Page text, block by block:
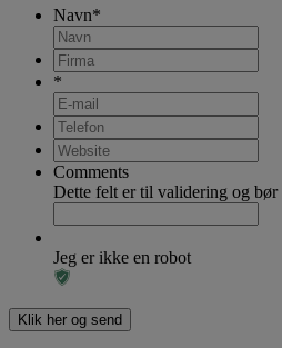
Navn*
*
Comments
Dette felt er til validering og
Jeg er ikke en robot